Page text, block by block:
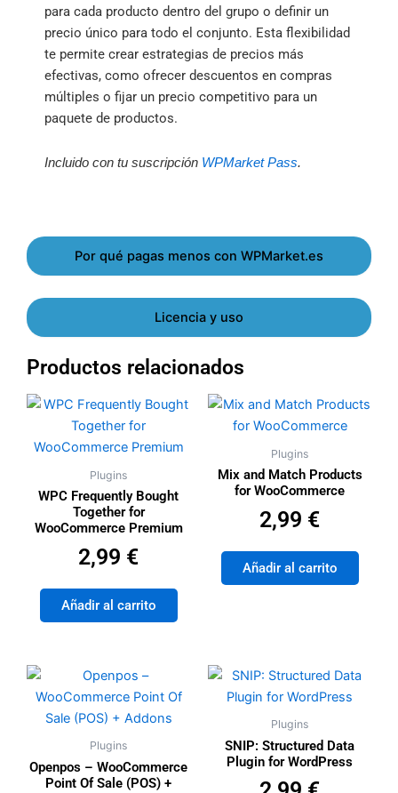
Por qué pagas menos con WPMarket.es
Licencia y uso
para cada producto dentro del grupo o definir un
precio único para todo el conjunto. Esta flexibilidad
te permite crear estrategias de precios más
efectivas, como ofrecer descuentos en compras
múltiples o fijar un precio competitivo para un
paquete de productos.
Incluido con tu suscripción WPMarket Pass.
Productos relacionados
Plugins
WPC Frequently Bought
Together for
WooCommerce Premium
2,99 €
Añadir al carrito
Plugins
Mix and Match Products
for WooCommerce
2,99 €
Añadir al carrito
Plugins
Openpos – WooCommerce
Point Of Sale (POS) +
Plugins
SNIP: Structured Data
Plugin for WordPress